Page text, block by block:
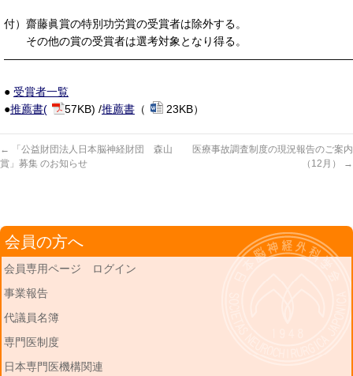
付）齋藤眞賞の特別功労賞の受賞者は除外する。
その他の賞の受賞者は選考対象となり得る。
● 受賞者一覧
●推薦書( 57KB) /推薦書 （ 23KB）
←
「公益財団法人日本脳神経財団 森山
賞」募集 のお知らせ
医療事故調査制度の現況報告のご案内
（12月）
→
会員の方へ
会員専用ページ ログイン
事業報告
代議員名簿
専門医制度
日本専門医機構関連